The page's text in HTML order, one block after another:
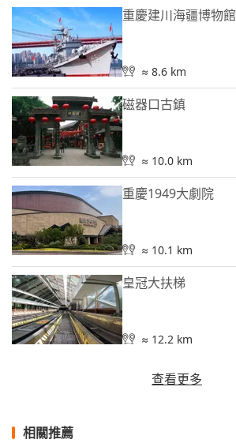
重慶建川海疆博物館
≈ 8.6 km
磁器口古鎮
≈ 10.0 km
重慶1949大劇院
≈ 10.1 km
皇冠大扶梯
≈ 12.2 km
查看更多
相關推薦